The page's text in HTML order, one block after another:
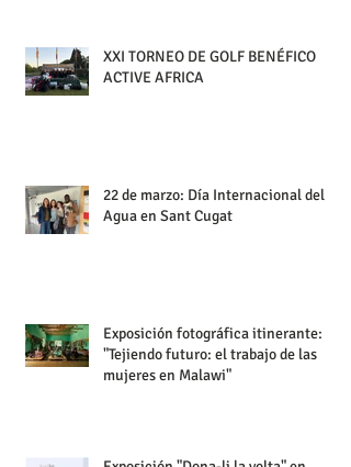
XXI TORNEO DE GOLF BENÉFICO
ACTIVE AFRICA
22 de marzo: Día Internacional del
Agua en Sant Cugat
Exposición fotográfica itinerante:
"Tejiendo futuro: el trabajo de las
mujeres en Malawi"